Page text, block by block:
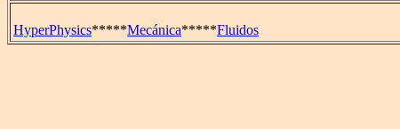
HyperPhysics*****Mecánica*****Fluidos